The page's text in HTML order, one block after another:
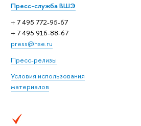
Пресс-служба ВШЭ
+ 7 495 772-95-67
+ 7 495 916-88-67
press@hse.ru
Пресс-релизы
Условия использования
материалов